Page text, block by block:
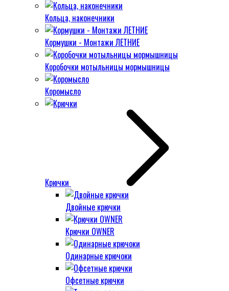
Кольца, наконечники
Кормушки - Монтажи ЛЕТНИЕ
Коробочки мотыльницы мормышницы
Коромысло
Крючки
Двойные крючки
Крючки OWNER
Одинарные крючоки
Офсетные крючки